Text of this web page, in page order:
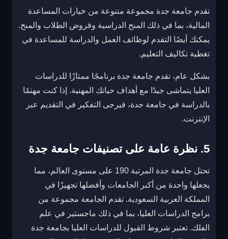
تقدم جامعة جدة مجموعة متنوعة من خيارات المساعدة
المالية، بما في ذلك المنح الدراسية وقروض الطلاب والمنح.
يمكنك أيضًا التقدم لوظائف العمل والدراسة للمساعدة في
تغطية تكاليف التعليم.
بشكل عام، تقدم جامعة جدة برنامجًا ممتازًا للدراسات
العليا يتماشى جيدًا مع أهداف حياتك المهنية. إذا كنت مهتمًا
بالدراسة في جامعة جدة، فيرجى التفكير في التقديم عبر
الإنترنت.
5. نظرة عامة على تصنيفات جامعة جدة
تحتل جامعة جدة المرتبة 190 على مستوى العالم، مما
يجعلها واحدة من أكبر الجامعات وأفضلها تجهيزًا في
المملكة العربية السعودية. تقدم الجامعة مجموعة من
برامج الدراسات العليا، بما في ذلك ماجستير في علم
الفلك. تعتبر شروط القبول للدراسات العليا بجامعة جدة